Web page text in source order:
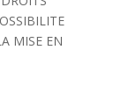
MISE EN